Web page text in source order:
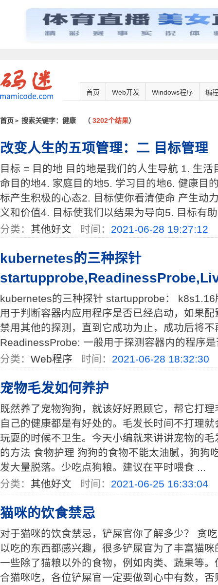
首页 Web开发 Windows程序 编
首页 > 搜索关键字：健康 （ 3202个结果）
改变人生的五项管理：二 目标管理
目标 = 目的地 目的地是我们的人生导航 1. 生
命目的地4. 家庭目的地5. 学习目的地6. 健康目
标产生积极的心态2. 目标使你看清使命 产生动
义和价值4. 目标使我们以结果为导向5. 目标有
分类： 其他好文 时间： 2021-06-28 19:27:12
kubernetes的三种探针
kubernetes的三种探针 startupprobe：
用于判断容器内应用程序是否已经启动，如果
禁用其他的探测，直到它成功为止，成功后将不
ReadinessProbe: 一般用于探测容器内的程序
分类： Web程序 时间： 2021-06-28 18:32:30
宠物毛发如何养护
既然养了宠物狗狗，就该好好照顾它，帮它打
自己的健康都是有好处的。毛发长时间不打理
玩耍的时候不卫生。今天小编就来讲讲宠物的
的方法 食物护理 狗狗的食物不能太油腻，狗狗
发大量脱落。少吃点狗粮。建议在平时喂食 ...
分类： 其他好文 时间： 2021-06-25 16:33:04
猫咪的饮食禁忌
对于猫咪的饮食禁忌，铲屎官你了解多少？ 贪
以吃的东西都感兴趣，很多铲屎官为了丰富猫
一些除了猫粮以外的食物，例如肉类、蔬果等
合猫咪吃，各位铲屎官一定要做到心中有数，